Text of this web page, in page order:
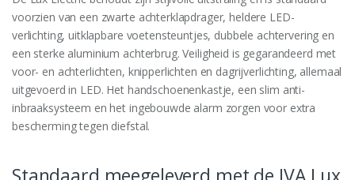
voorzien van een zwarte achterklapdrager, heldere LED-
verlichting, uitklapbare voetensteuntjes, dubbele achtervering en
een sterke aluminium achterbrug. Veiligheid is gegarandeerd met
voor- en achterlichten, knipperlichten en dagrijverlichting, allemaal
uitgevoerd in LED. Het handschoenenkastje, een slim anti-
inbraaksysteem en het ingebouwde alarm zorgen voor extra
bescherming tegen diefstal.